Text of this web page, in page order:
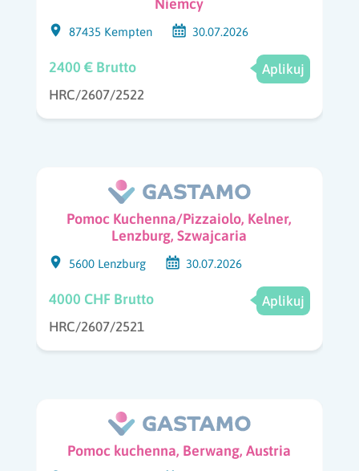
Niemcy
87435 Kempten 30.07.2026
2400 € Brutto
Aplikuj
HRC/2607/2522
Pomoc Kuchenna/Pizzaiolo, Kelner,
Lenzburg, Szwajcaria
5600 Lenzburg 30.07.2026
4000 CHF Brutto
Aplikuj
HRC/2607/2521
Pomoc kuchenna, Berwang, Austria